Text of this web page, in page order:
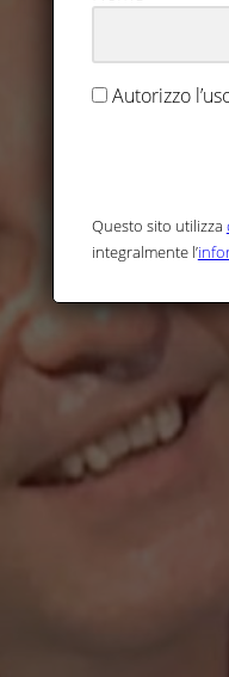
Autorizzo
Questo sito utilizza
integralmente l’